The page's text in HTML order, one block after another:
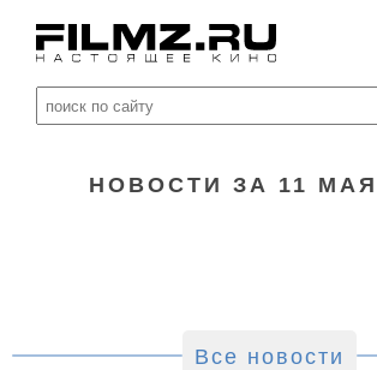
НОВОСТИ ЗА 11 МАЯ
Все новости